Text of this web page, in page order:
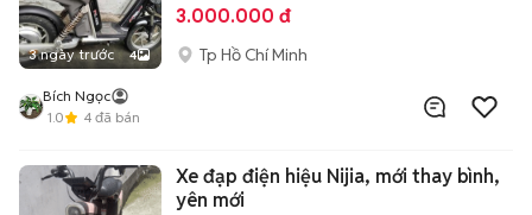
3 ngày trước 4
3.000.000 đ
Tp Hồ Chí Minh
Bích Ngọc
1.0
4 đã bán
Xe đạp điện hiệu Nijia, mới thay bình,
yên mới